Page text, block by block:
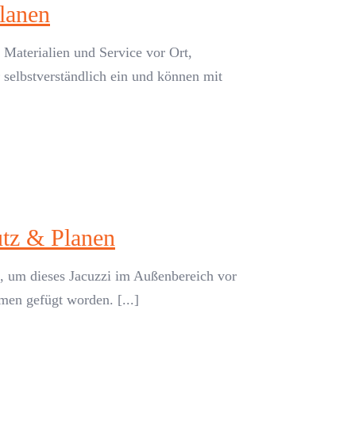
und Service vor Ort,
ein und können mit
& Planen
dieses Jacuzzi im Außenbereich vor
gefügt worden. [...]